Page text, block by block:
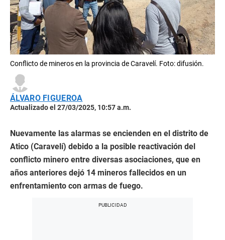
Conflicto de mineros en la provincia de Caravelí. Foto: difusión.
ÁLVARO FIGUEROA
Actualizado el 27/03/2025, 10:57 a.m.
Nuevamente las alarmas se encienden en el distrito de
Atico (Caravelí) debido a la posible reactivación del
conflicto minero entre diversas asociaciones, que en
años anteriores dejó 14 mineros fallecidos en un
enfrentamiento con armas de fuego.